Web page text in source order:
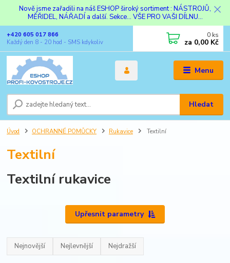
Nově jsme zařadili na náš ESHOP široký sortiment : NÁSTROJŮ,
MĚŘIDEL, NÁŘADÍ a další. Sekce... VŠE PRO VAŠI DÍLNU...
Menu
Hledat
+420 605 017 866
Každý den 8 - 20 hod - SMS kdykoliv
0 ks
za 0,00 Kč
Úvod OCHRANNÉ POMŮCKY Rukavice Textilní
Textilní
Textilní rukavice
Upřesnit parametry
Nejnovější Nejlevnější Nejdražší